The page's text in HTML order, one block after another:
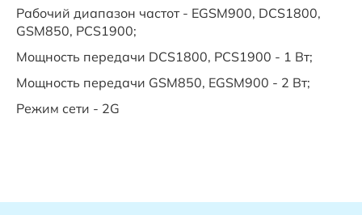
Рабочий диапазон частот - EGSM900, DCS1800,
GSM850, PCS1900;
Мощность передачи DCS1800, PCS1900 - 1 Вт;
Мощность передачи GSM850, EGSM900 - 2 Вт;
Режим сети - 2G